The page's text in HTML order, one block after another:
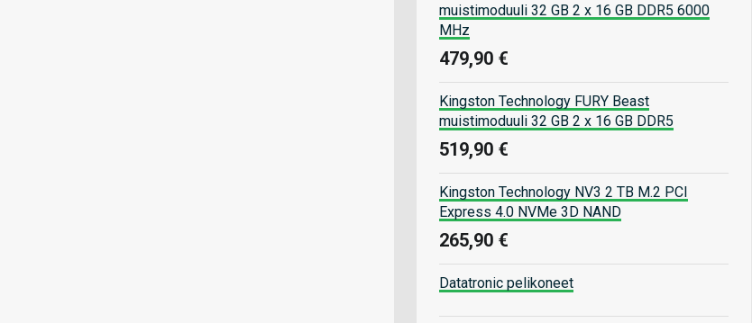
muistimoduuli 32 GB 2 x 16 GB DDR5 6000
MHz
479,90 €
Kingston Technology FURY Beast
muistimoduuli 32 GB 2 x 16 GB DDR5
519,90 €
Kingston Technology NV3 2 TB M.2 PCI
Express 4.0 NVMe 3D NAND
265,90 €
Datatronic pelikoneet